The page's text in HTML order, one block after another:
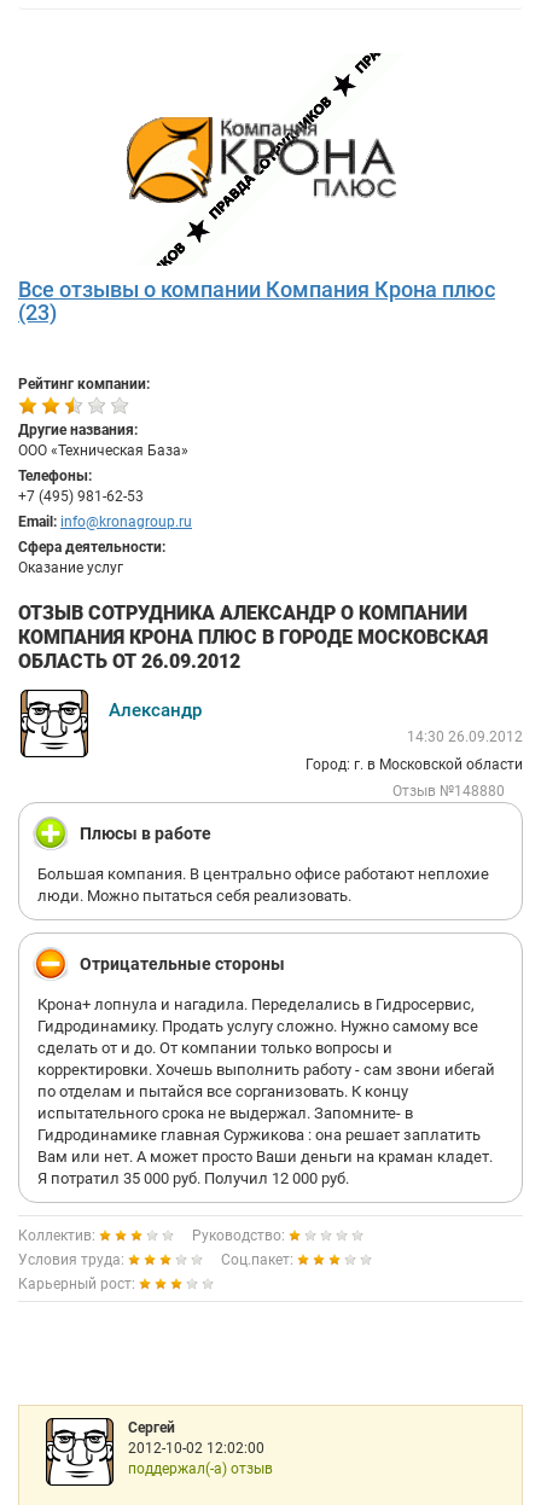
Все отзывы о компании Компания Крона плюс
(23)
Рейтинг компании:
Другие названия:
ООО «Техническая База»
Телефоны:
+7 (495) 981-62-53
Email: info@kronagroup.ru
Сфера деятельности:
Оказание услуг
ОТЗЫВ СОТРУДНИКА АЛЕКСАНДР О КОМПАНИИ
КОМПАНИЯ КРОНА ПЛЮС В ГОРОДЕ МОСКОВСКАЯ
ОБЛАСТЬ ОТ 26.09.2012
Александр
14:30 26.09.2012
Город: г. в Московской области
Отзыв №148880
Плюсы в работе
Большая компания. В центрально офисе работают неплохие
люди. Можно пытаться себя реализовать.
Отрицательные стороны
Крона+ лопнула и нагадила. Переделались в Гидросервис,
Гидродинамику. Продать услугу сложно. Нужно самому все
сделать от и до. От компании только вопросы и
корректировки. Хочешь выполнить работу - сам звони ибегай
по отделам и пытайся все сорганизовать. К концу
испытательного срока не выдержал. Запомните- в
Гидродинамике главная Суржикова : она решает заплатить
Вам или нет. А может просто Ваши деньги на краман кладет.
Я потратил 35 000 руб. Получил 12 000 руб.
Коллектив:
Руководство:
Условия труда:
Соц.пакет:
Карьерный рост:
Сергей
2012-10-02 12:02:00
поддержал(-а) отзыв